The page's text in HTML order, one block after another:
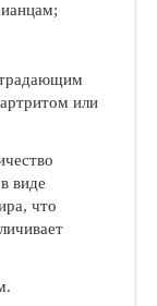
или
виде
что